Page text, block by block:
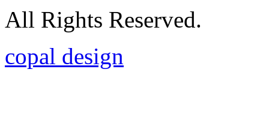
All Rights Reserved.
copal design